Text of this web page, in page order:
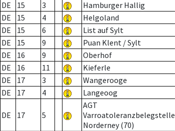
DE
15 3 Hamburger Hallig
DE
15 4 Helgoland
DE
15 6 List auf Sylt
DE
15 9 Puan Klent / Sylt
DE
16 9 Oberhof
DE
16 11 Kieferle
DE
17 3 Wangerooge
DE
17 4 Langeoog
DE 17 5
AGT
Varroatoleranzbelegstelle
Norderney (70)